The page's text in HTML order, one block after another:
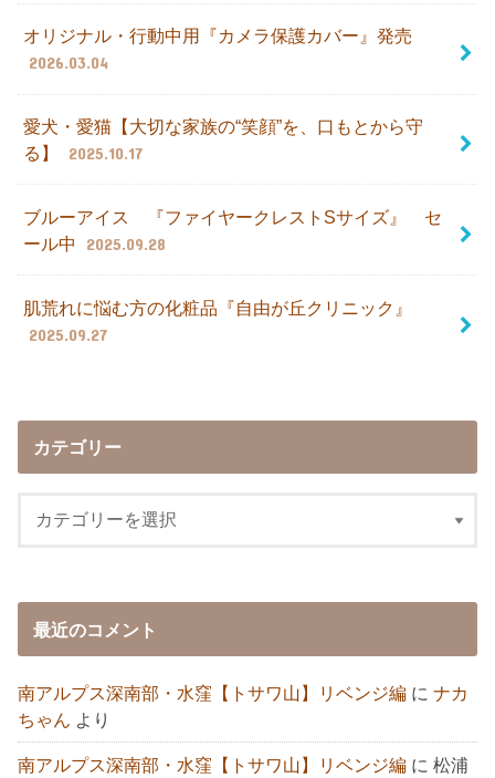
オリジナル・行動中用『カメラ保護カバー』発売
2026.03.04
愛犬・愛猫【大切な家族の“笑顔”を、口もとから守
る】
2025.10.17
ブルーアイス 『ファイヤークレストSサイズ』 セ
ール中
2025.09.28
肌荒れに悩む方の化粧品『自由が丘クリニック』
2025.09.27
カテゴリー
最近のコメント
南アルプス深南部・水窪【トサワ山】リベンジ編 にナカ
ちゃん
より
南アルプス深南部・水窪【トサワ山】リベンジ編 に松浦